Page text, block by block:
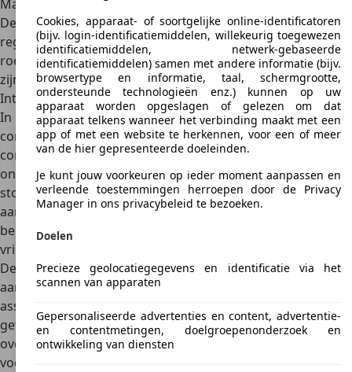
Mazda bijvoorbeeld sterk op de Ford Maverick.
De
gelakte onderkant vereist enig onderhoud, zoals
regelmatig in de was zetten na het schoonmaken om
roestvorming te voorkomen. In dit opzicht deelt de SUV
zijn lot met veel andere oudere voertuigen.
Interieur
In het interieur zijn vooral de relatief brede en
comfortabele stoelenindrukwekkend. Dit zorgt voor een
comfortabel zitgevoel, zelfs op lange reizen. Bij het
ontwerp is aandacht besteed aan de ergonomie van de
stoelen. Visueel worden verschillende designvarianten
aangeboden, zoals de iModification "LUX" met natuurlijk
beige leder. De lichte afwerking scoort met zijn lichtheid en
vriendelijkheid.
De bestuurder kan zich in de Tribute verheugen op
aanbiedingen op het gebied van infotainment en
assistentiesystemen
gewenste maximumsnelheid worden ingesteld, zodat
overschrijding van de toegestane snelheid wordt
voorkomen. Het voertuig behoudt de ingestelde snelheid
Cookies, apparaat- of soortgelijke online-identificatoren
(bijv. login-identificatiemiddelen, willekeurig toegewezen
identificatiemiddelen, netwerk-gebaseerde
identificatiemiddelen) samen met andere informatie (bijv.
browsertype en informatie, taal, schermgrootte,
ondersteunde technologieën enz.) kunnen op uw
apparaat worden opgeslagen of gelezen om dat
apparaat telkens wanneer het verbinding maakt met een
app of met een website te herkennen, voor een of meer
van de hier gepresenteerde doeleinden.
Je kunt jouw voorkeuren op ieder moment aanpassen en
verleende toestemmingen herroepen door de Privacy
Manager in ons privacybeleid te bezoeken.
Doelen
Precieze geolocatiegegevens en identificatie via het
scannen van apparaten
Gepersonaliseerde advertenties en content, advertentie-
en contentmetingen, doelgroepenonderzoek en
ontwikkeling van diensten